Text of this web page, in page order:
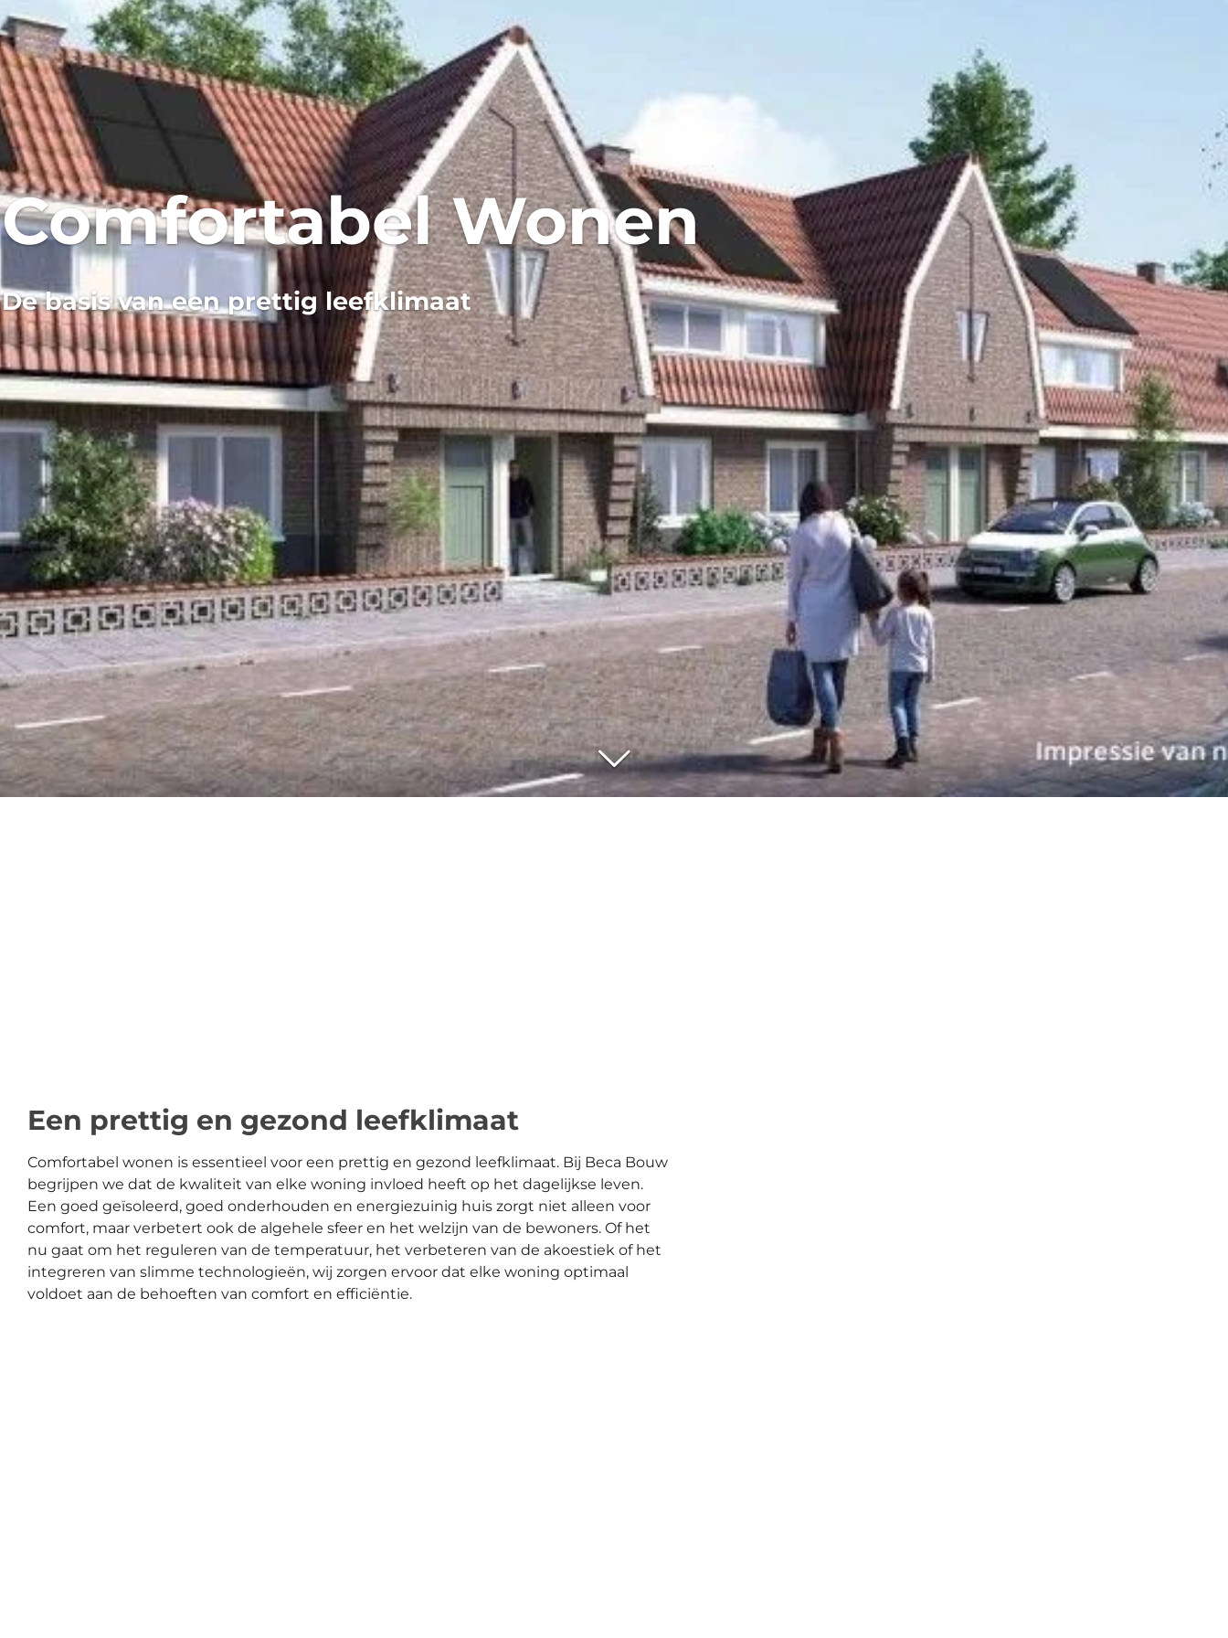
Comfortabel Wonen
De basis van een prettig leefklimaat
Een prettig en gezond leefklimaat
Comfortabel wonen is essentieel voor een prettig en gezond leefklimaat. Bij Beca Bouw
begrijpen we dat de kwaliteit van elke woning invloed heeft op het dagelijkse leven.
Een goed geïsoleerd, goed onderhouden en energiezuinig huis zorgt niet alleen voor
comfort, maar verbetert ook de algehele sfeer en het welzijn van de bewoners. Of het
nu gaat om het reguleren van de temperatuur, het verbeteren van de akoestiek of het
integreren van slimme technologieën, wij zorgen ervoor dat elke woning optimaal
voldoet aan de behoeften van comfort en efficiëntie.